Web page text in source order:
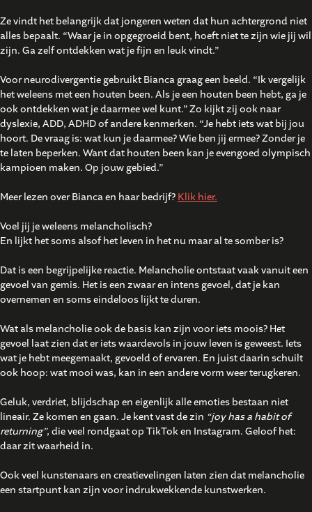
Ze vindt het belangrijk dat jongeren weten dat hun achtergrond niet
alles bepaalt. “Waar je in opgegroeid bent, hoeft niet te zijn wie jij wil
zijn. Ga zelf ontdekken wat je fijn en leuk vindt.”
Voor neurodivergentie gebruikt Bianca graag een beeld. “Ik vergelijk
het weleens met een houten been. Als je een houten been hebt, ga je
ook ontdekken wat je daarmee wel kunt.” Zo kijkt zij ook naar
dyslexie, ADD, ADHD of andere kenmerken. “Je hebt iets wat bij jou
hoort. De vraag is: wat kun je daarmee? Wie ben jij ermee? Zonder je
te laten beperken. Want dat houten been kan je evengoed olympisch
kampioen maken. Op jouw gebied.”
Meer lezen over Bianca en haar bedrijf? Klik hier.
Voel jij je weleens melancholisch?
En lijkt het soms alsof het leven in het nu maar al te somber is?
Dat is een begrijpelijke reactie. Melancholie ontstaat vaak vanuit een
gevoel van gemis. Het is een zwaar en intens gevoel, dat je kan
overnemen en soms eindeloos lijkt te duren.
Wat als melancholie ook de basis kan zijn voor iets moois? Het
gevoel laat zien dat er iets waardevols in jouw leven is geweest. Iets
wat je hebt meegemaakt, gevoeld of ervaren. En juist daarin schuilt
ook hoop: wat mooi was, kan in een andere vorm weer terugkeren.
Geluk, verdriet, blijdschap en eigenlijk alle emoties bestaan niet
lineair. Ze komen en gaan. Je kent vast de zin “joy has a habit of
returning”, die veel rondgaat op TikTok en Instagram. Geloof het:
daar zit waarheid in.
Ook veel kunstenaars en creatievelingen laten zien dat melancholie
een startpunt kan zijn voor indrukwekkende kunstwerken.